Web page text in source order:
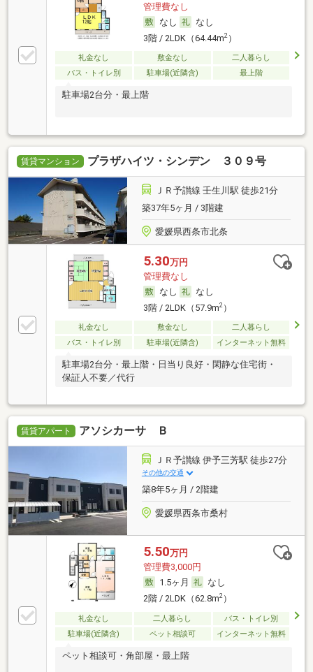
管理費なし
なし
なし
3階 / 2LDK（64.44m2）
礼金なし 敷金なし
二人暮らし
バス・トイレ別
駐車場(近隣含) 最上階
駐車場2台分・最上階
賃貸マンション プラザハイツ・シンデン ３０９号
ＪＲ予讃線 壬生川駅 徒歩21分
築37年5ヶ月 / 3階建
愛媛県西条市北条
5.30万円
管理費なし
なし
なし
3階 / 2LDK（57.9m2）
礼金なし 敷金なし
二人暮らし
バス・トイレ別
駐車場(近隣含) インターネット無料
駐車場2台分・最上階・日当り良好・閑静な住宅街・
保証人不要／代行
賃貸アパート アソシカーサ Ｂ
ＪＲ予讃線 伊予三芳駅 徒歩27分
その他の交通
築8年5ヶ月 / 2階建
愛媛県西条市桑村
5.50万円
管理費3,000円
1.5ヶ月
なし
2階 / 2LDK（62.8m2）
礼金なし 二人暮らし
バス・トイレ別
駐車場(近隣含)
ペット相談可 インターネット無料
ペット相談可・角部屋・最上階